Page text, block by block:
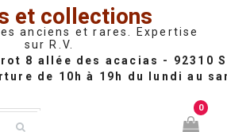
et collections
anciens et rares. Expertise
sur R.V.
0